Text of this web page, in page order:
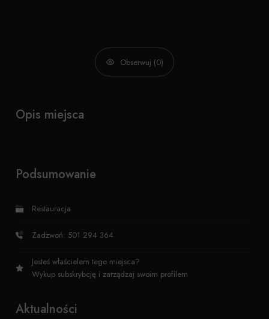
Obserwuj (0)
Opis miejsca
Podsumowanie
Restauracja
Zadzwoń: 501 294 364
Jesteś właścielem tego miejsca?
Wykup subskrybcję i zarządzaj swoim profilem
Aktualności